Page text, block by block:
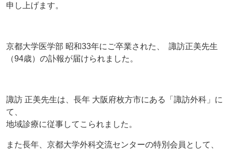
申し上げます。
京都大学医学部 昭和33年にご卒業された、 諏訪正美先生
（94歳）の訃報が届けられました。
諏訪 正美先生は、長年 大阪府枚方市にある「諏訪外科」に
て、
地域診療に従事してこられました。
また長年、京都大学外科交流センターの特別会員として、